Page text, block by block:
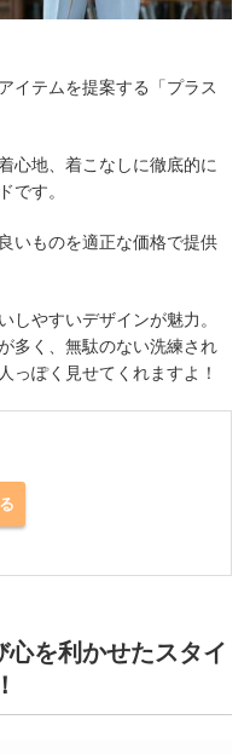
イテムを提案する「プラス
心地、着こなしに徹底的に
です。
いものを適正な価格で提供
しやすいデザインが魅力。
多く、無駄のない洗練され
っぽく見せてくれますよ！
を利かせたスタイ